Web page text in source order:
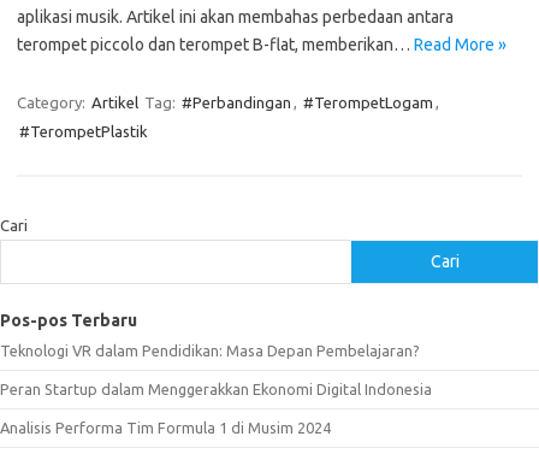
aplikasi musik. Artikel ini akan membahas perbedaan antara
terompet piccolo dan terompet B-flat, memberikan… Read More »
Category: Artikel Tag: #Perbandingan , #TerompetLogam ,
#TerompetPlastik
Cari
Cari
Pos-pos Terbaru
Teknologi VR dalam Pendidikan: Masa Depan Pembelajaran?
Peran Startup dalam Menggerakkan Ekonomi Digital Indonesia
Analisis Performa Tim Formula 1 di Musim 2024